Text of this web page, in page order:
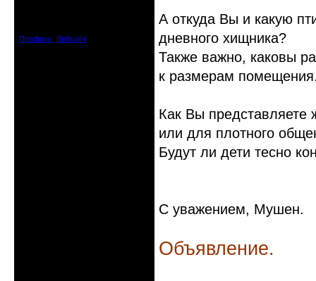
Профиль Вебсайт
А откуда Вы и какую
дневного хищника?
Также важно, каковы
к размерам
Как Вы представляете
или для плотного
Будут ли дети тесно
С уважением, Мушен.
Объявление.